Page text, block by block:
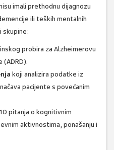
imali prethodnu dijagnozu
ili teških mentalnih
skupine:
probira za Alzheimerovu
koji analizira podatke iz
pacijente s povećanim
pitanja o kognitivnim
aktivnostima, ponašanju i